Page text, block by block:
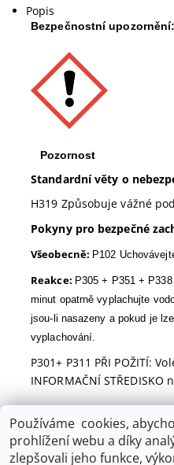
Popis
Bezpečnostní upozornění:
Pozornost
Standardní věty o
H319 Způsobuje vážné
Pokyny pro bezpečné
Všeobecně: P102
Reakce: P305 + P351 +
minut opatrně vyplachujte
jsou-li nasazeny a pokud je
vyplachování.
P301+ P311 PŘI POŽITÍ:
INFORMAČNÍ STŘEDISKO
BulkySoft |
Používáme cookies,
prohlížení webu a díky
zlepšovali jeho funkce,